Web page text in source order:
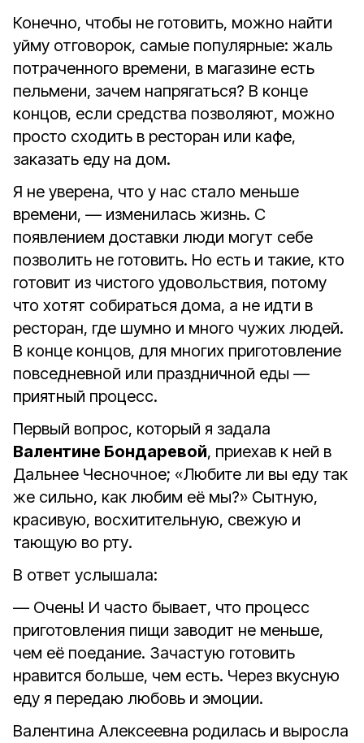
Конечно, чтобы не готовить, можно найти
уйму отговорок, самые популярные: жаль
потраченного времени, в магазине есть
пельмени, зачем напрягаться? В конце
концов, если средства позволяют, можно
просто сходить в ресторан или кафе,
заказать еду на дом.
Я не уверена, что у нас стало меньше
времени, — изменилась жизнь. С
появлением доставки люди могут себе
позволить не готовить. Но есть и такие, кто
готовит из чистого удовольствия, потому
что хотят собираться дома, а не идти в
ресторан, где шумно и много чужих людей.
В конце концов, для многих приготовление
повседневной или праздничной еды —
приятный процесс.
Первый вопрос, который я задала
Валентине Бондаревой, приехав к ней в
Дальнее Чесночное; «Любите ли вы еду так
же сильно, как любим её мы?» Сытную,
красивую, восхитительную, свежую и
тающую во рту.
В ответ услышала:
— Очень! И часто бывает, что процесс
приготовления пищи заводит не меньше,
чем её поедание. Зачастую готовить
нравится больше, чем есть. Через вкусную
еду я передаю любовь и эмоции.
Валентина Алексеевна родилась и выросла